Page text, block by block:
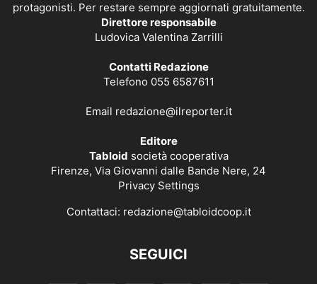
protagonisti. Per restare sempre aggiornati gratuitamente.
Direttore responsabile
Ludovica Valentina Zarrilli
Contatti Redazione
Telefono 055 6587611
Email redazione@ilreporter.it
Editore
Tabloid società cooperativa
Firenze, Via Giovanni dalle Bande Nere, 24
Privacy Settings
Contattaci: redazione@tabloidcoop.it
SEGUICI